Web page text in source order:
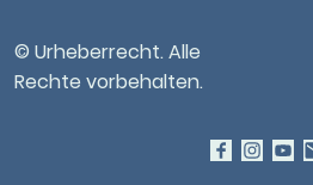
© Urheberrecht. Alle
Rechte vorbehalten.